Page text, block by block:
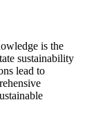
is the
sustainability
lead to